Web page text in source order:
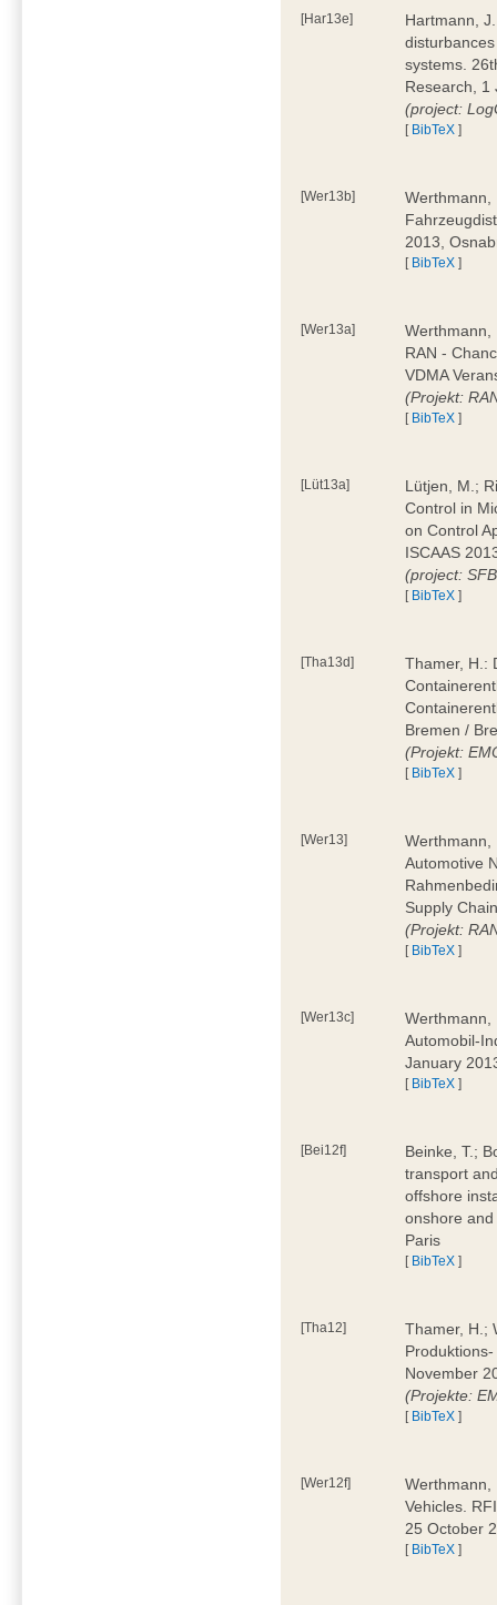
[Har13e]
Hartmann,
systems.
Research, 1
(project:
[ BibTeX ]
[Wer13b]
Werthmann,
2013,
[ BibTeX ]
[Wer13a]
Werthmann,
RAN -
VDMA
(Projekt:
[ BibTeX ]
[Lüt13a]
Lütjen, M.;
Control in
on Control
ISCAAS
(project:
[ BibTeX ]
[Tha13d]
Thamer, H.:
Bremen /
(Projekt:
[ BibTeX ]
[Wer13]
Werthmann,
Automotive
Supply
(Projekt:
[ BibTeX ]
[Wer13c]
Werthmann,
Automobil-
January
[ BibTeX ]
[Bei12f]
Beinke, T.;
transport
offshore
onshore
Paris
[ BibTeX ]
[Tha12]
Thamer, H.;
November
(Projekte:
[ BibTeX ]
[Wer12f]
Werthmann,
Vehicles.
25 October
[ BibTeX ]